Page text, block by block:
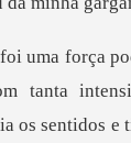
nta
os sentidos e